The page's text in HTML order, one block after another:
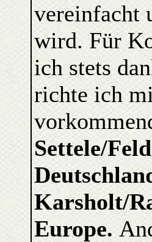
vereinfacht
wird. Für
ich stets
richte ich
Settele/
Karsholt/
Europe.